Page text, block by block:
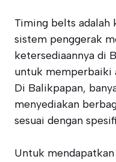
Timing belts
sistem penggerak
ketersediaannya di
untuk memperbaiki
Di Balikpapan,
menyediakan
sesuai dengan
Untuk